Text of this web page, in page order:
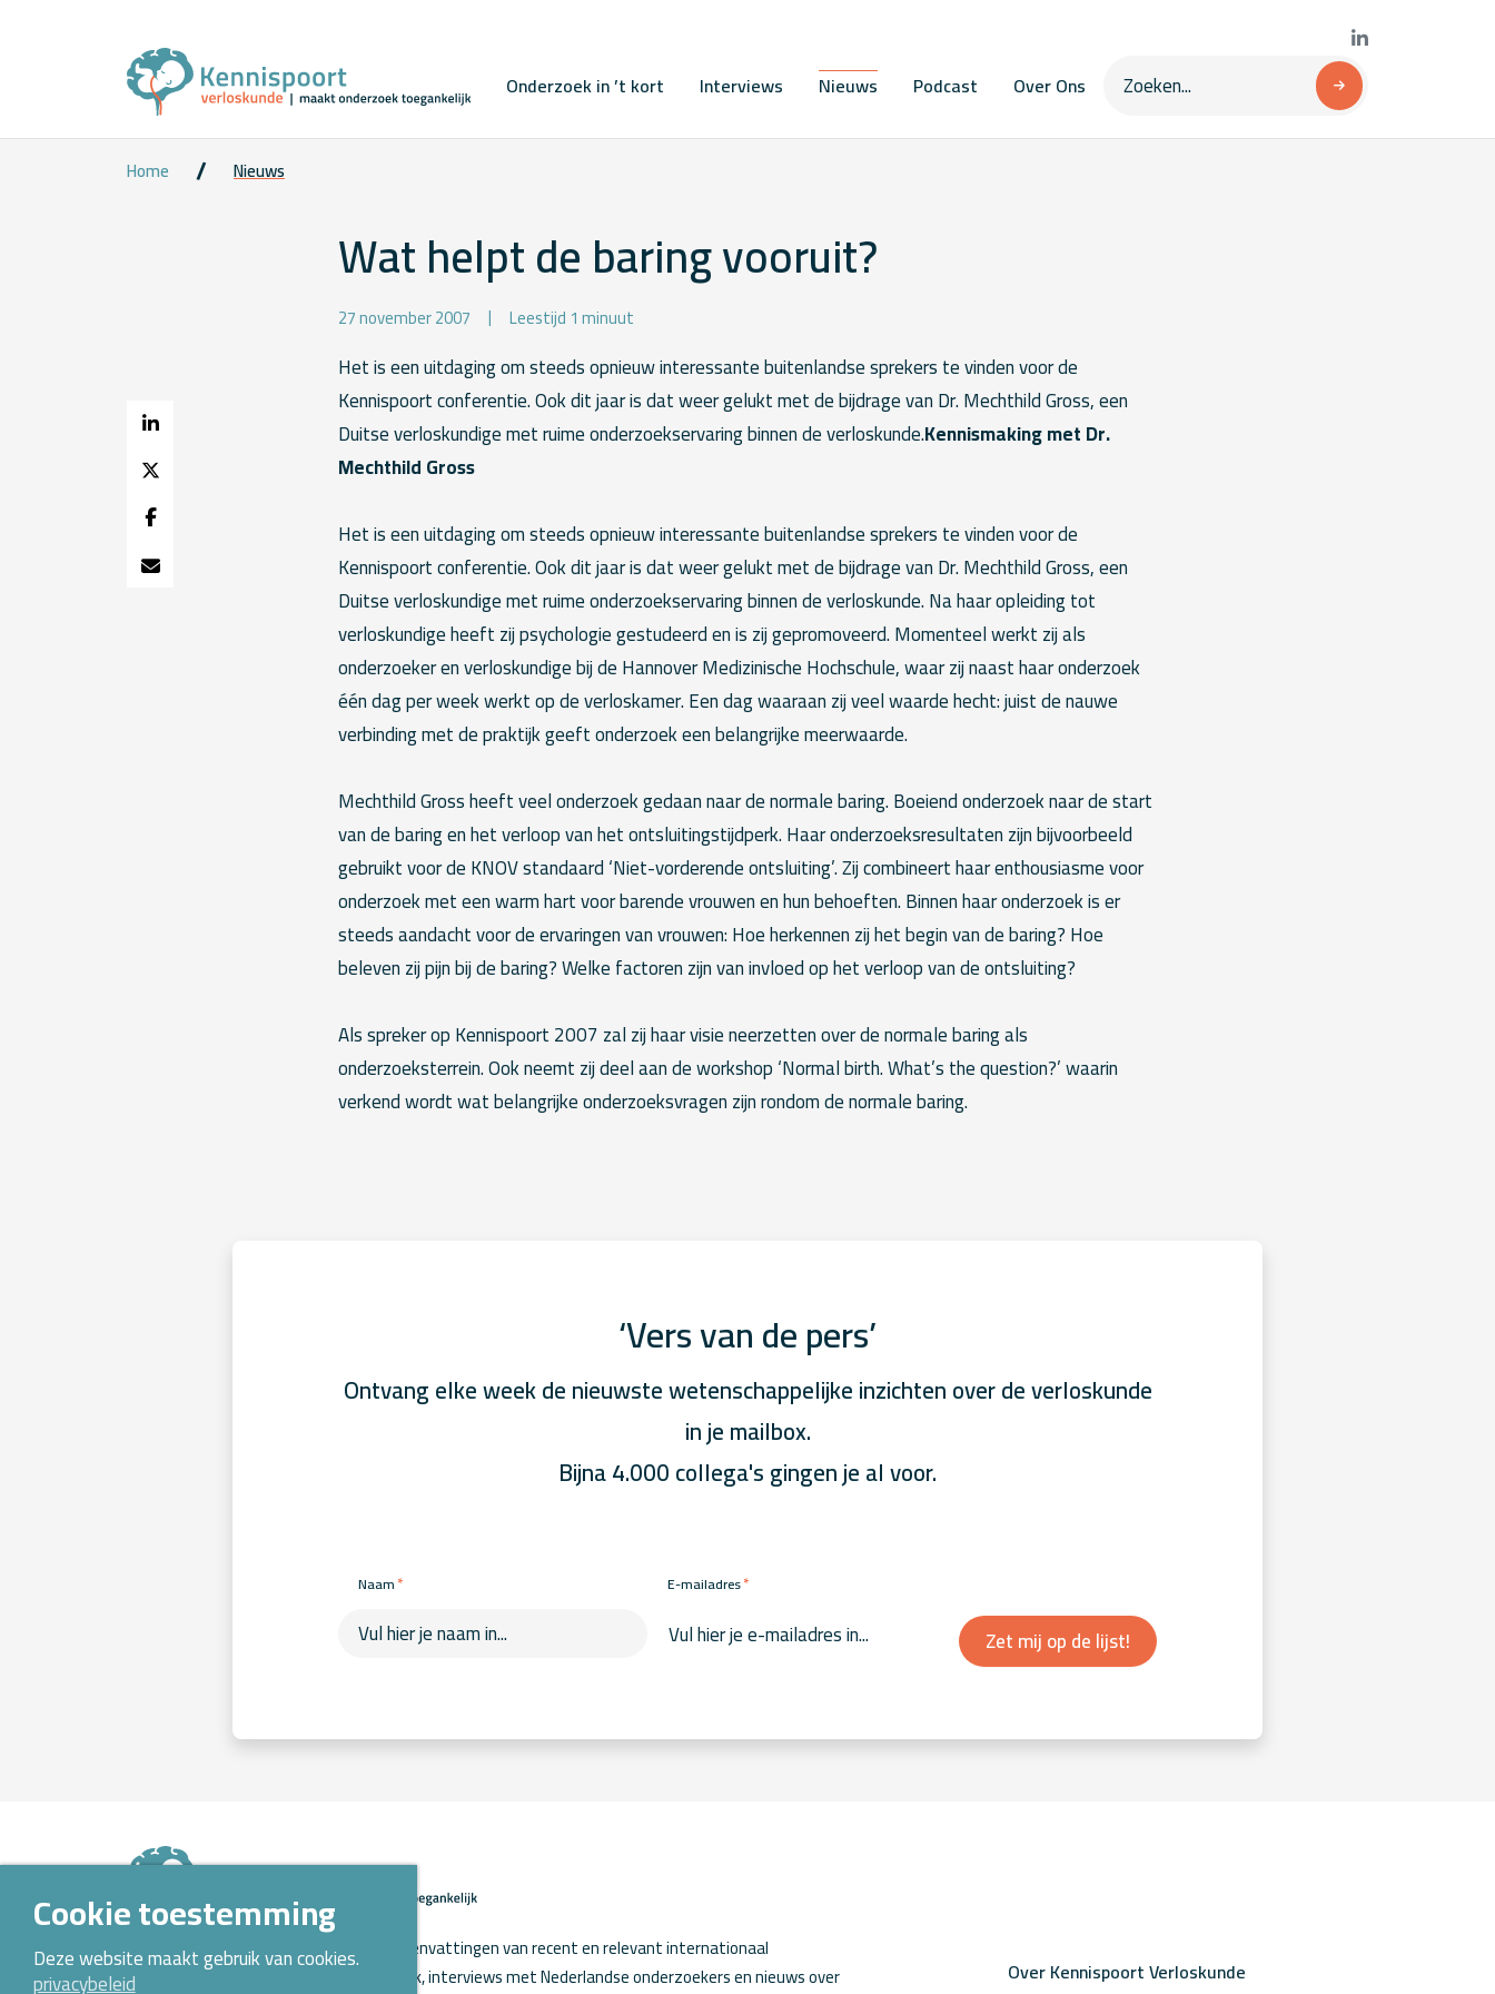
Onderzoek in ’t kort Interviews Nieuws Podcast Over Ons
Home Nieuws
Wat helpt de baring vooruit?
27 november 2007 Leestijd 1 minuut
Het is een uitdaging om steeds opnieuw interessante buitenlandse sprekers te vinden voor de
Kennispoort conferentie. Ook dit jaar is dat weer gelukt met de bijdrage van Dr. Mechthild Gross, een
Duitse verloskundige met ruime onderzoekservaring binnen de verloskunde.Kennismaking met Dr.
Mechthild Gross
Het is een uitdaging om steeds opnieuw interessante buitenlandse sprekers te vinden voor de
Kennispoort conferentie. Ook dit jaar is dat weer gelukt met de bijdrage van Dr. Mechthild Gross, een
Duitse verloskundige met ruime onderzoekservaring binnen de verloskunde. Na haar opleiding tot
verloskundige heeft zij psychologie gestudeerd en is zij gepromoveerd. Momenteel werkt zij als
onderzoeker en verloskundige bij de Hannover Medizinische Hochschule, waar zij naast haar onderzoek
één dag per week werkt op de verloskamer. Een dag waaraan zij veel waarde hecht: juist de nauwe
verbinding met de praktijk geeft onderzoek een belangrijke meerwaarde.
Mechthild Gross heeft veel onderzoek gedaan naar de normale baring. Boeiend onderzoek naar de start
van de baring en het verloop van het ontsluitingstijdperk. Haar onderzoeksresultaten zijn bijvoorbeeld
gebruikt voor de KNOV standaard ‘Niet-vorderende ontsluiting’. Zij combineert haar enthousiasme voor
onderzoek met een warm hart voor barende vrouwen en hun behoeften. Binnen haar onderzoek is er
steeds aandacht voor de ervaringen van vrouwen: Hoe herkennen zij het begin van de baring? Hoe
beleven zij pijn bij de baring? Welke factoren zijn van invloed op het verloop van de ontsluiting?
Als spreker op Kennispoort 2007 zal zij haar visie neerzetten over de normale baring als
onderzoeksterrein. Ook neemt zij deel aan de workshop ‘Normal birth. What’s the question?’ waarin
verkend wordt wat belangrijke onderzoeksvragen zijn rondom de normale baring.
‘Vers van de pers’
Ontvang elke week de nieuwste wetenschappelijke inzichten over de verloskunde
in je mailbox.
Bijna 4.000 collega's gingen je al voor.
Naam* E-mailadres*
Zet mij op de lijst!
Op Kennispoort Verloskunde vind je samenvattingen van recent en relevant internationaal
verloskundig wetenschappelijk onderzoek, interviews met Nederlandse onderzoekers en nieuws over
Over Kennispoort Verloskunde
Cookie toestemming
Deze website maakt gebruik van cookies.
privacybeleid